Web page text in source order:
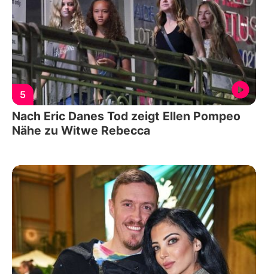
5
Nach Eric Danes Tod zeigt Ellen Pompeo
Nähe zu Witwe Rebecca